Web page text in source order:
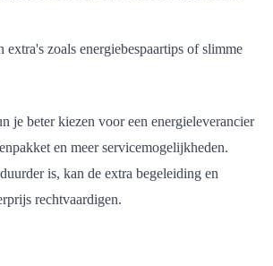
extra's zoals energiebespaartips of slimme
je beter kiezen voor een energieleverancier
en meer servicemogelijkheden.
is, kan de extra begeleiding en
rechtvaardigen.